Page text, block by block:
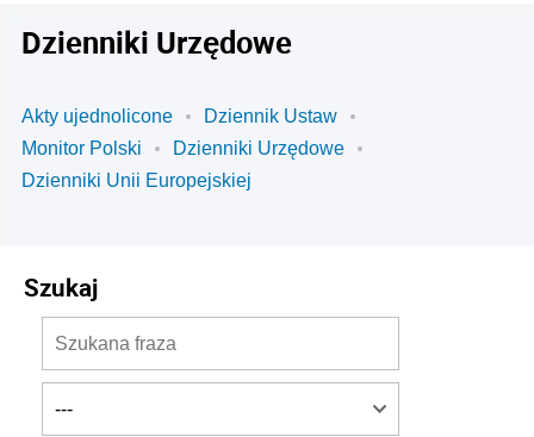
Dzienniki Urzędowe
Akty ujednolicone
Dziennik Ustaw
Monitor Polski
Dzienniki Urzędowe
Dzienniki Unii Europejskiej
Szukaj